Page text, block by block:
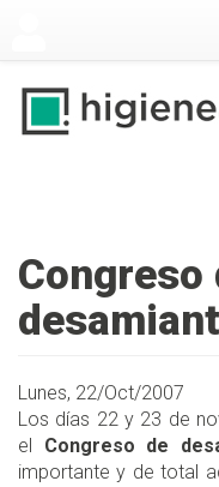
Congreso
Lunes, 22/Oct/2007
Los días 22 y 23 de
el Congreso de
importante y de total